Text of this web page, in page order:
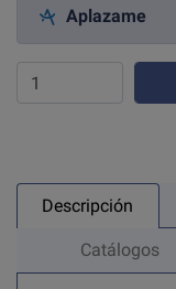
Aplazame
Descripción
Catálogos